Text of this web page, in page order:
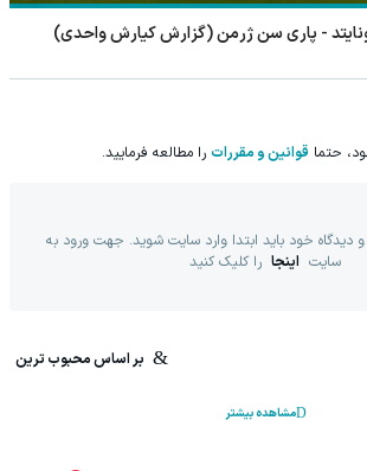
- پاری سن ژرمن (گزارش کیارش واحدی)
حتما قوانین و مقررات را مطالعه فرمایید.
دیدگاه خود باید ابتدا وارد سایت شوید. جهت ورود به
سایت اینجا را کلیک کنید
بر اساس محبوب ترین
مشاهده بیشتر